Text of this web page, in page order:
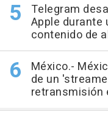
Telegram
Apple
contenido de
México.-
de un
retransmisión